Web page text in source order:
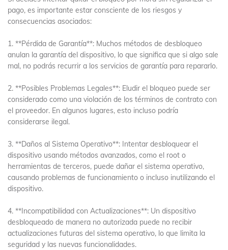
pago, es importante estar consciente de los riesgos y
consecuencias asociados:
1. **Pérdida de Garantía**: Muchos métodos de desbloqueo
anulan la garantía del dispositivo, lo que significa que si algo sale
mal, no podrás recurrir a los servicios de garantía para repararlo.
2. **Posibles Problemas Legales**: Eludir el bloqueo puede ser
considerado como una violación de los términos de contrato con
el proveedor. En algunos lugares, esto incluso podría
considerarse ilegal.
3. **Daños al Sistema Operativo**: Intentar desbloquear el
dispositivo usando métodos avanzados, como el root o
herramientas de terceros, puede dañar el sistema operativo,
causando problemas de funcionamiento o incluso inutilizando el
dispositivo.
4. **Incompatibilidad con Actualizaciones**: Un dispositivo
desbloqueado de manera no autorizada puede no recibir
actualizaciones futuras del sistema operativo, lo que limita la
seguridad y las nuevas funcionalidades.